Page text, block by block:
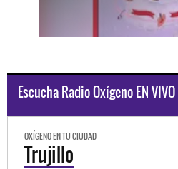
Escucha Radio Oxígeno EN VIVO
OXÍGENO EN TU CIUDAD
Trujillo